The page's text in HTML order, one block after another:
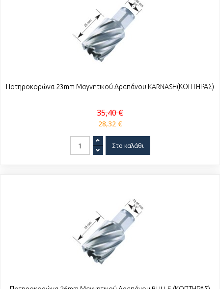
Ποτηροκορώνα 23mm Μαγνητικού Δραπάνου KARNASH(ΚΟΠΤΗΡΑΣ)
35,40 €
28,32 €